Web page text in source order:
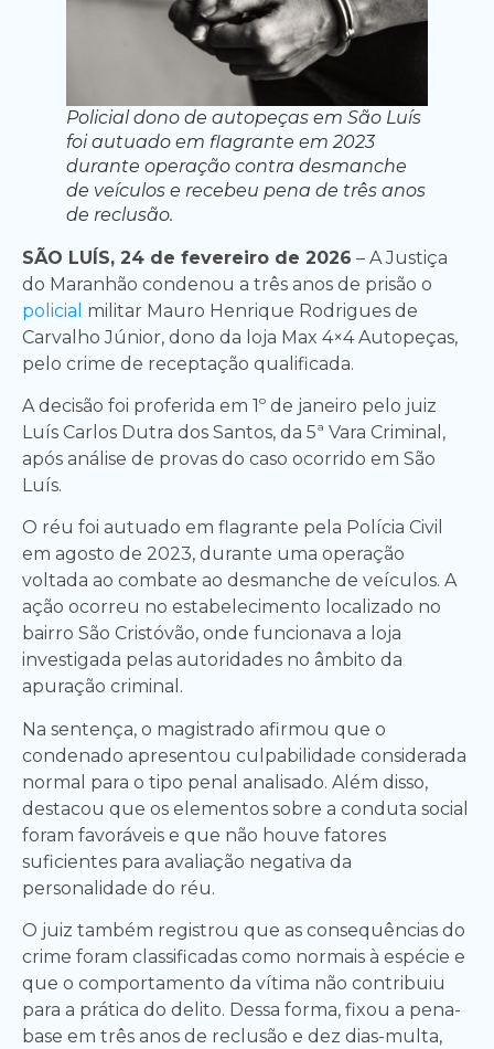
Policial dono de autopeças em São Luís
foi autuado em flagrante em 2023
durante operação contra desmanche
de veículos e recebeu pena de três anos
de reclusão.
SÃO LUÍS, 24 de fevereiro de 2026 – A Justiça
do Maranhão condenou a três anos de prisão o
policial militar Mauro Henrique Rodrigues de
Carvalho Júnior, dono da loja Max 4×4 Autopeças,
pelo crime de receptação qualificada.
A decisão foi proferida em 1º de janeiro pelo juiz
Luís Carlos Dutra dos Santos, da 5ª Vara Criminal,
após análise de provas do caso ocorrido em São
Luís.
O réu foi autuado em flagrante pela Polícia Civil
em agosto de 2023, durante uma operação
voltada ao combate ao desmanche de veículos. A
ação ocorreu no estabelecimento localizado no
bairro São Cristóvão, onde funcionava a loja
investigada pelas autoridades no âmbito da
apuração criminal.
Na sentença, o magistrado afirmou que o
condenado apresentou culpabilidade considerada
normal para o tipo penal analisado. Além disso,
destacou que os elementos sobre a conduta social
foram favoráveis e que não houve fatores
suficientes para avaliação negativa da
personalidade do réu.
O juiz também registrou que as consequências do
crime foram classificadas como normais à espécie e
que o comportamento da vítima não contribuiu
para a prática do delito. Dessa forma, fixou a pena-
base em três anos de reclusão e dez dias-multa,